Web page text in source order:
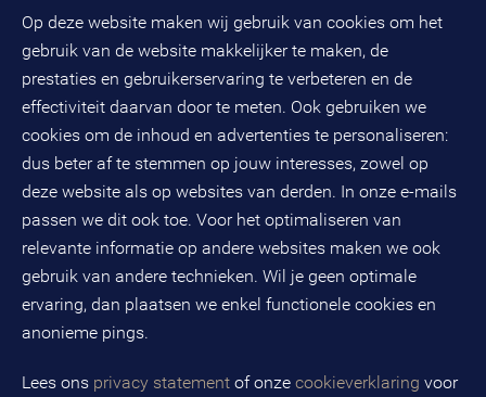
Op deze website maken wij gebruik van cookies om het
gebruik van de website makkelijker te maken, de
prestaties en gebruikerservaring te verbeteren en de
effectiviteit daarvan door te meten. Ook gebruiken we
cookies om de inhoud en advertenties te personaliseren:
dus beter af te stemmen op jouw interesses, zowel op
deze website als op websites van derden. In onze e-mails
passen we dit ook toe. Voor het optimaliseren van
relevante informatie op andere websites maken we ook
gebruik van andere technieken. Wil je geen optimale
ervaring, dan plaatsen we enkel functionele cookies en
anonieme pings.
Lees ons privacy statement of onze cookieverklaring voor
Evenementen
(033) 496 52 00
Databankweg 26 D
3821 ALAmersfoort
Postbus 490
3800 AL Amersfoort
KvK-nummer: 32078667
BTW-nummer: NL808663598B01
Volg ons op social media
BMC is een geregistreerd handelsmerk van BMC groep B.V.